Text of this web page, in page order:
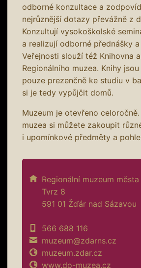
odborné konzultace a
nejrůznější dotazy převážně z
Konzultují vysokoškolské
a realizují odborné přednášky
Veřejnosti slouží též Knihovna
Regionálního muzea. Knihy
pouze prezenčně ke studiu v
si je tedy vypůjčit domů.
Muzeum je otevřeno
muzea si můžete zakoupit
i upomínkové předměty a
Regionální muzeum
Tvrz 8
591 01 Žďár nad Sázavou
566 688 116
muzeum@zdarns.cz
muzeum.zdar.cz
www.do-muzea.cz